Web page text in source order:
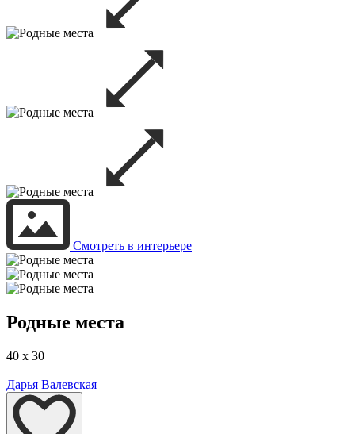
Смотреть в интерьере
Родные места
40 x 30
Дарья Валевская